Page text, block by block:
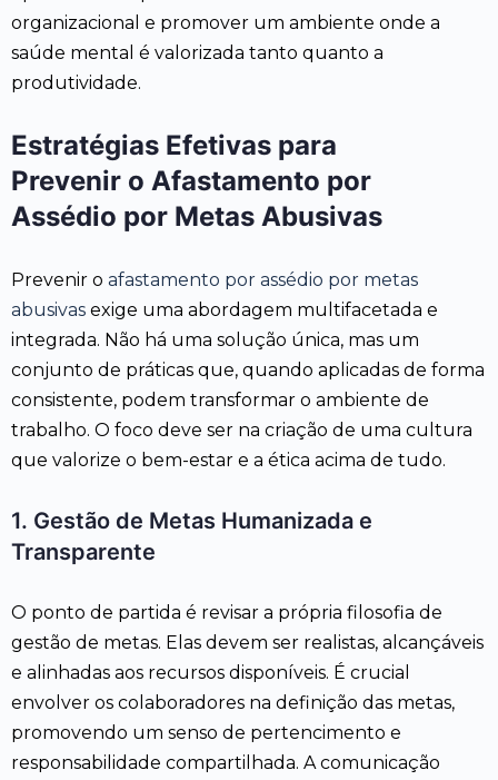
organizacional e promover um ambiente onde a
saúde mental é valorizada tanto quanto a
produtividade.
Estratégias Efetivas para
Prevenir o Afastamento por
Assédio por Metas Abusivas
Prevenir o afastamento por assédio por metas
abusivas exige uma abordagem multifacetada e
integrada. Não há uma solução única, mas um
conjunto de práticas que, quando aplicadas de forma
consistente, podem transformar o ambiente de
trabalho. O foco deve ser na criação de uma cultura
que valorize o bem-estar e a ética acima de tudo.
1. Gestão de Metas Humanizada e
Transparente
O ponto de partida é revisar a própria filosofia de
gestão de metas. Elas devem ser realistas, alcançáveis
e alinhadas aos recursos disponíveis. É crucial
envolver os colaboradores na definição das metas,
promovendo um senso de pertencimento e
responsabilidade compartilhada. A comunicação